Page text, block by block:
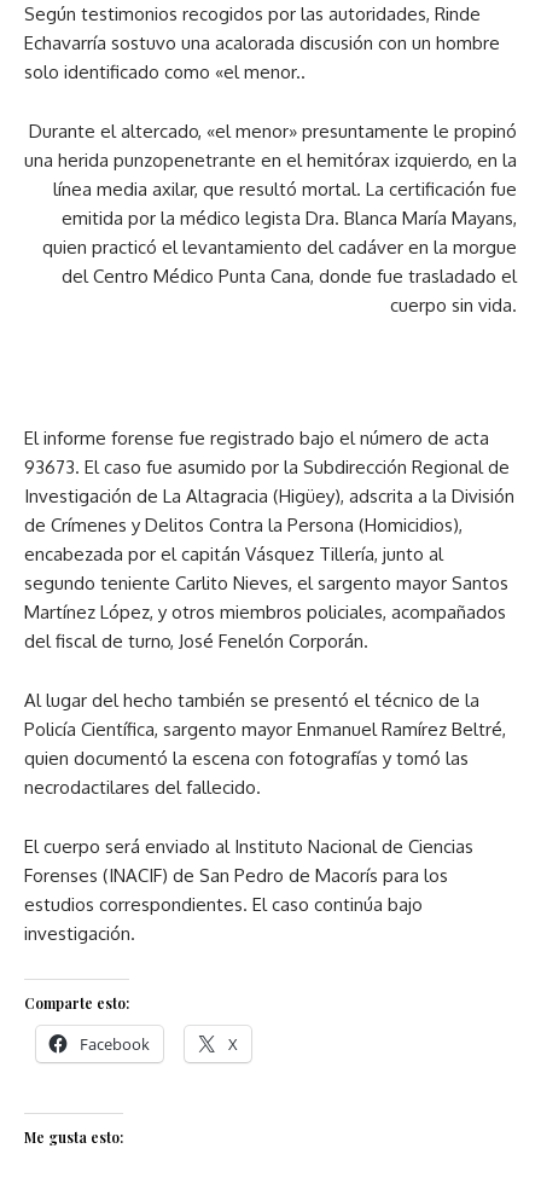
Según testimonios recogidos por las autoridades, Rinde
Echavarría sostuvo una acalorada discusión con un hombre
solo identificado como «el menor..
Durante el altercado, «el menor» presuntamente le propinó
una herida punzopenetrante en el hemitórax izquierdo, en la
línea media axilar, que resultó mortal. La certificación fue
emitida por la médico legista Dra. Blanca María Mayans,
quien practicó el levantamiento del cadáver en la morgue
del Centro Médico Punta Cana, donde fue trasladado el
cuerpo sin vida.
El informe forense fue registrado bajo el número de acta
93673. El caso fue asumido por la Subdirección Regional de
Investigación de La Altagracia (Higüey), adscrita a la División
de Crímenes y Delitos Contra la Persona (Homicidios),
encabezada por el capitán Vásquez Tillería, junto al
segundo teniente Carlito Nieves, el sargento mayor Santos
Martínez López, y otros miembros policiales, acompañados
del fiscal de turno, José Fenelón Corporán.
Al lugar del hecho también se presentó el técnico de la
Policía Científica, sargento mayor Enmanuel Ramírez Beltré,
quien documentó la escena con fotografías y tomó las
necrodactilares del fallecido.
El cuerpo será enviado al Instituto Nacional de Ciencias
Forenses (INACIF) de San Pedro de Macorís para los
estudios correspondientes. El caso continúa bajo
investigación.
Comparte esto:
Facebook X
Me gusta esto: